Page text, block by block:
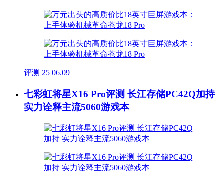
评测 25 06.09
七彩虹将星X16 Pro评测 长江存储PC42Q加持
实力诠释主流5060游戏本